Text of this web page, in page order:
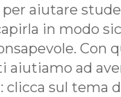
aiutare
in modo
Con
aiutiamo ad
clicca sul tema